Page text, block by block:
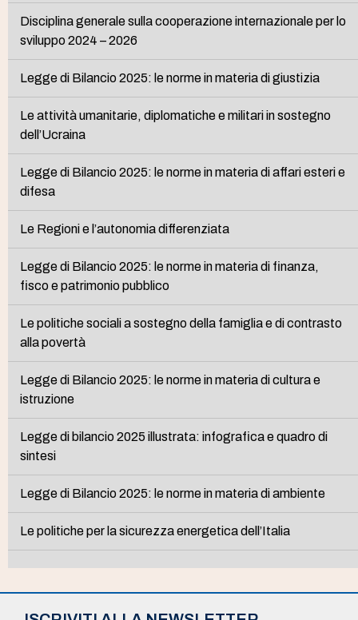
Disciplina generale sulla cooperazione internazionale per lo
sviluppo 2024 – 2026
Legge di Bilancio 2025: le norme in materia di giustizia
Le attività umanitarie, diplomatiche e militari in sostegno
dell’Ucraina
Legge di Bilancio 2025: le norme in materia di affari esteri e
difesa
Le Regioni e l’autonomia differenziata
Legge di Bilancio 2025: le norme in materia di finanza,
fisco e patrimonio pubblico
Le politiche sociali a sostegno della famiglia e di contrasto
alla povertà
Legge di Bilancio 2025: le norme in materia di cultura e
istruzione
Legge di bilancio 2025 illustrata: infografica e quadro di
sintesi
Legge di Bilancio 2025: le norme in materia di ambiente
Le politiche per la sicurezza energetica dell’Italia